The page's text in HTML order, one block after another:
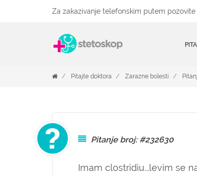
Za zakazivanje telefonskim putem pozovite
Pitajte doktora Zarazne bolesti
Pitanje broj: #232630
Imam clostridiu...levim se